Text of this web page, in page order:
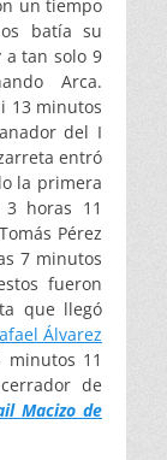
un tiempo
batía su
tan solo 9
Arca.
13 minutos
del I
entró
la primera
horas 11
Pérez
7 minutos
fueron
que llegó
Álvarez
11
de
Macizo de